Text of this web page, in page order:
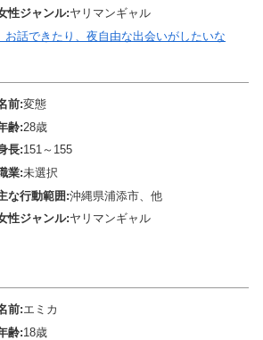
性ジャンル:ヤリマンギャル
お話できたり、夜自由な出会いがしたいな
前:変態
齢:28歳
長:151～155
業:未選択
な行動範囲:沖縄県浦添市、他
性ジャンル:ヤリマンギャル
前:エミカ
齢:18歳